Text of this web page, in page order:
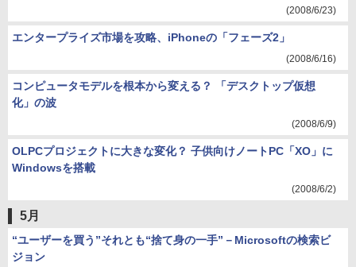
(2008/6/23)
エンタープライズ市場を攻略、iPhoneの「フェーズ2」
(2008/6/16)
コンピュータモデルを根本から変える？ 「デスクトップ仮想
化」の波
(2008/6/9)
OLPCプロジェクトに大きな変化？ 子供向けノートPC「XO」に
Windowsを搭載
(2008/6/2)
5月
“ユーザーを買う”それとも“捨て身の一手”－Microsoftの検索ビ
ジョン